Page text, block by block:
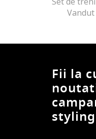
Vandut
Fii la